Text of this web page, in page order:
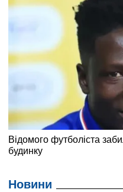
Новини